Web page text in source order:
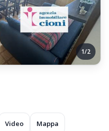
1/2
Video Mappa